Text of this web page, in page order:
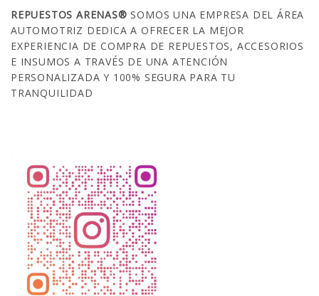
REPUESTOS ARENAS®SOMOS UNA EMPRESA DEL ÁREA
AUTOMOTRIZ DEDICA A OFRECER LA MEJOR
EXPERIENCIA DE COMPRA DE REPUESTOS, ACCESORIOS
E INSUMOS A TRAVÉS DE UNA ATENCIÓN
PERSONALIZADA Y 100% SEGURA PARA TU
TRANQUILIDAD